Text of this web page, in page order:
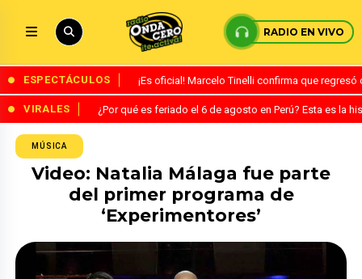
RADIO EN VIVO
ESPECTÁCULOS ¡Es oficial! Marcelo Tinelli confirma que
VIRALES ¿Por qué es feriado el 6 de agosto en Perú? Esta es la
MÚSICA
Video: Natalia Málaga fue parte
del primer programa de
‘Experimentores’